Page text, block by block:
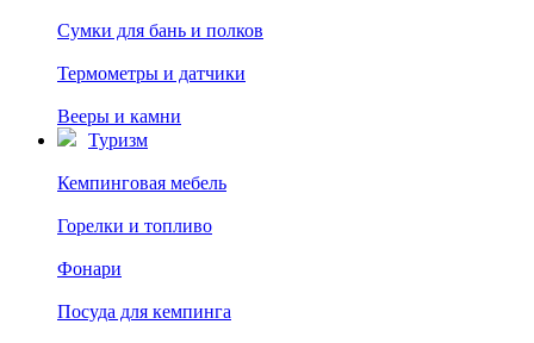
Сумки для бань и полков
Термометры и датчики
Вееры и камни
Туризм
Кемпинговая мебель
Горелки и топливо
Фонари
Посуда для кемпинга